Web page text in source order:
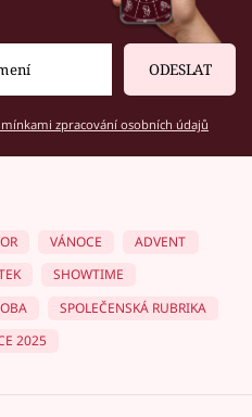
ODESLAT
zpracování osobních údajů
VÁNOCE
ADVENT
SHOWTIME
SPOLEČENSKÁ RUBRIKA
2025